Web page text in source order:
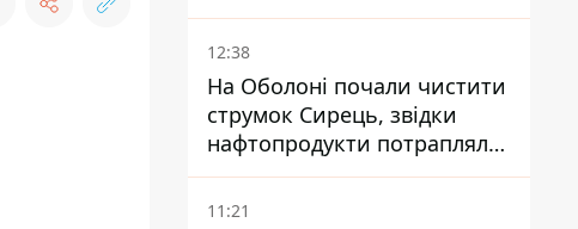
12:38
На Оболоні почали чистити
струмок Сирець, звідки
нафтопродукти потрапляли
до озер
11:21